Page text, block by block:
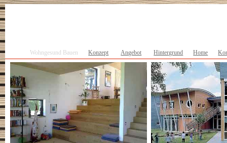
Wohngesund Bauen Konzept Angebot Hintergrund Home